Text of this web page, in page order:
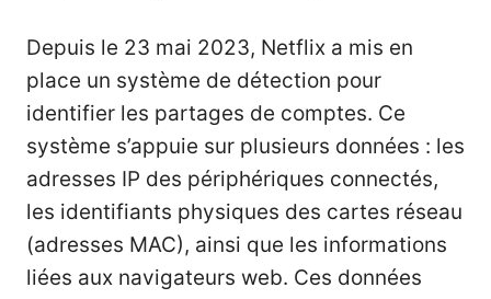
Depuis le 23 mai 2023, Netflix a mis en
place un système de détection pour
identifier les partages de comptes. Ce
système s’appuie sur plusieurs données : les
adresses IP des périphériques connectés,
les identifiants physiques des cartes réseau
(adresses MAC), ainsi que les informations
liées aux navigateurs web. Ces données